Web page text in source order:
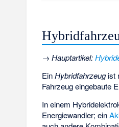
→Hauptartikel:
EinHybridfahrzeugist
Fahrzeug eingebaute
In einem
Energiewandler; ein